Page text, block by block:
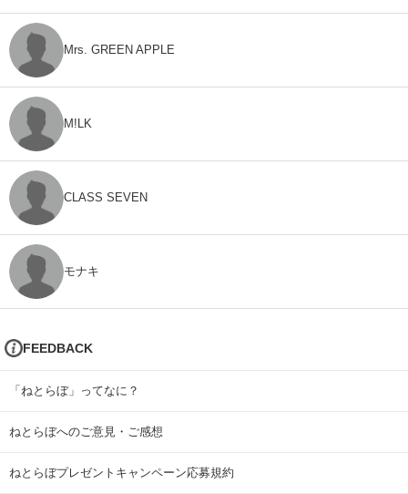
Mrs. GREEN APPLE
M!LK
CLASS SEVEN
モナキ
FEEDBACK
「ねとらぼ」ってなに？
ねとらぼへのご意見・ご感想
ねとらぼプレゼントキャンペーン応募規約